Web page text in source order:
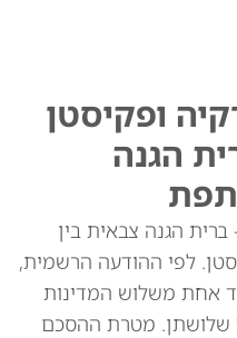
ופקיסטן
הגנה
הגנה צבאית בין
לפי ההודעה הרשמית,
אחת משלוש המדינות
שלושתן. מטרת ההסכם